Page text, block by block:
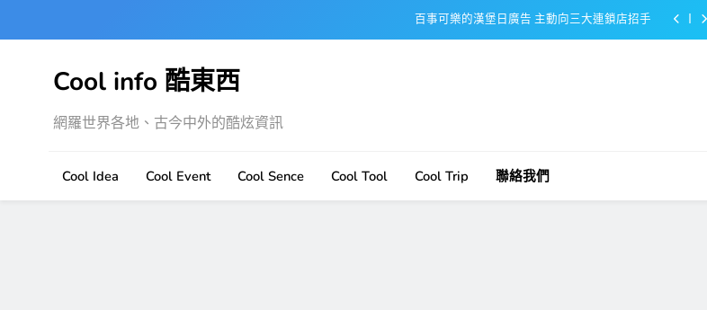
百事可樂的漢堡日廣告 主動向三大連鎖店招手
百事可樂的漢堡日廣告 主動向三大連鎖店招手
Cool info 酷東西
網羅世界各地、古今中外的酷炫資訊
Cool Idea Cool Event Cool Sence Cool Tool Cool Trip 聯絡我們